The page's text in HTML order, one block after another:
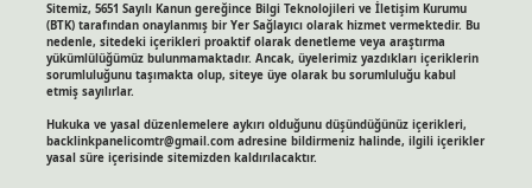
Sitemiz, 5651 Sayılı Kanun gereğince Bilgi Teknolojileri ve İletişim Kurumu
(BTK) tarafından onaylanmış bir Yer Sağlayıcı olarak hizmet vermektedir. Bu
nedenle, sitedeki içerikleri proaktif olarak denetleme veya araştırma
yükümlülüğümüz bulunmamaktadır. Ancak, üyelerimiz yazdıkları içeriklerin
sorumluluğunu taşımakta olup, siteye üye olarak bu sorumluluğu kabul
etmiş sayılırlar.
Hukuka ve yasal düzenlemelere aykırı olduğunu düşündüğünüz içerikleri,
backlinkpanelicomtr@gmail.comadresine bildirmeniz halinde, ilgili içerikler
yasal süre içerisinde sitemizden kaldırılacaktır.